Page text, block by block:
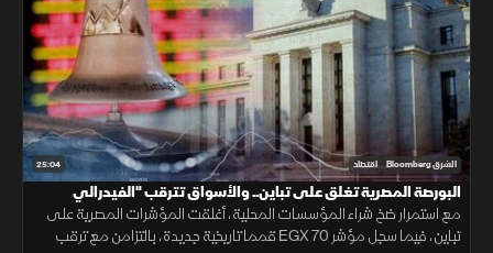
25:04 الشرق Bloomberg اقتصاد
البورصة المصرية تغلق على تباين.. والأسواق تترقب "الفيدرالي
مع استمرار ضخ شراء المؤسسات المحلية، أغلقت المؤشرات المصرية على
تباين، فيما سجل مؤشر EGX 70 قمما تاريخية جديدة، بالتزامن مع ترقب